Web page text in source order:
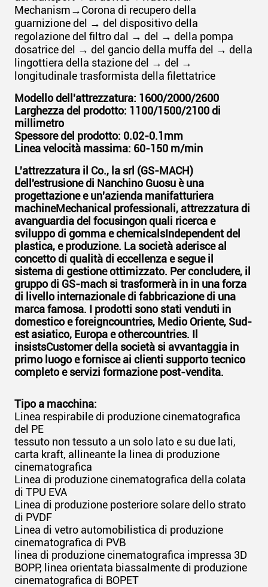
Mechanism→Corona di recupero della
guarnizione del → del dispositivo della
regolazione del filtro dal → del → della pompa
dosatrice del → del gancio della muffa del → della
lingottiera della stazione del → del →
longitudinale trasformista della filettatrice
Modello dell'attrezzatura: 1600/2000/2600
Larghezza del prodotto: 1100/1500/2100 di
millimetro
Spessore del prodotto: 0.02-0.1mm
Linea velocità massima: 60-150 m/min
L'attrezzatura il Co., la srl (GS-MACH)
dell'estrusione di Nanchino Guosu è una
progettazione e un'azienda manifatturiera
machineMechanical professionali, attrezzatura di
avanguardia del focusingon quali ricerca e
sviluppo di gomma e chemicalsIndependent del
plastica, e produzione. La società aderisce al
concetto di qualità di eccellenza e segue il
sistema di gestione ottimizzato. Per concludere, il
gruppo di GS-mach si trasformerà in in una forza
di livello internazionale di fabbricazione di una
marca famosa. I prodotti sono stati venduti in
domestico e foreigncountries, Medio Oriente, Sud-
est asiatico, Europa e othercountries. Il
insistsCustomer della società si avvantaggia in
primo luogo e fornisce ai clienti supporto tecnico
completo e servizi formazione post-vendita.
Tipo a macchina:
Linea respirabile di produzione cinematografica
del PE
tessuto non tessuto a un solo lato e su due lati,
carta kraft, allineante la linea di produzione
cinematografica
Linea di produzione cinematografica della colata
di TPU EVA
Linea di produzione posteriore solare dello strato
di PVDF
Linea di vetro automobilistica di produzione
cinematografica di PVB
linea di produzione cinematografica impressa 3D
BOPP, linea orientata biassalmente di produzione
cinematografica di BOPET